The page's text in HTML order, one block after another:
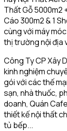
Thất Gỗ 5000m2
Cáo 300m2 & 1
cùng với máy
thị trường nội địa
Công Ty CP Xây
kinh nghiệm
gói với các thế
sạn, nhà thuốc,
doanh, Quán
thiết kế nội thất
tủ bếp...